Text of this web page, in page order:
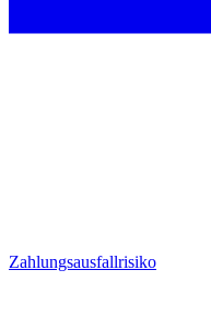
Zahlungsausfallrisiko